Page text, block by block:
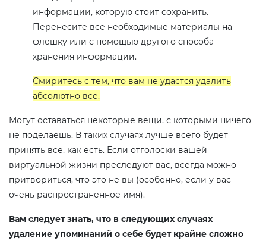
информации, которую стоит сохранить.
Перенесите все необходимые материалы на
флешку или с помощью другого способа
хранения информации.
Смиритесь с тем, что вам не удастся удалить
абсолютно все.
Могут оставаться некоторые вещи, с которыми ничего
не поделаешь. В таких случаях лучше всего будет
принять все, как есть. Если отголоски вашей
виртуальной жизни преследуют вас, всегда можно
притвориться, что это не вы (особенно, если у вас
очень распространенное имя).
Вам следует знать, что в следующих случаях
удаление упоминаний о себе будет крайне сложно